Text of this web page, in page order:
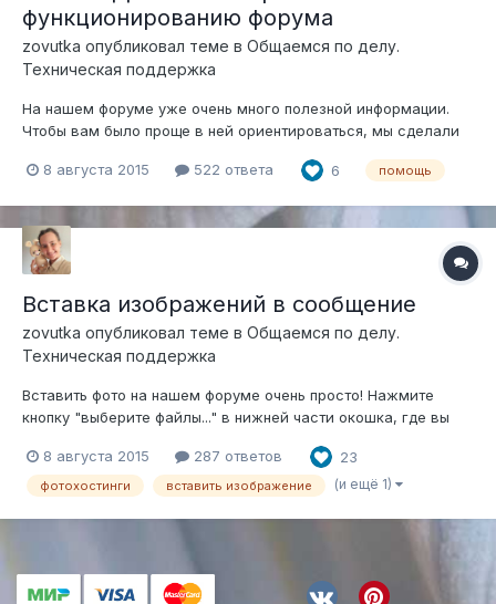
функционированию форума
zovutka опубликовал теме в Общаемся по делу.
Техническая поддержка
На нашем форуме уже очень много полезной информации.
Чтобы вам было проще в ней ориентироваться, мы сделали
информация на одной странице. Для перехода к нужной теме
8 августа 2015 522 ответа 6 помощь
Вставка изображений в сообщение
zovutka опубликовал теме в Общаемся по делу.
Техническая поддержка
Вставить фото на нашем форуме очень просто! Нажмите
кнопку "выберите файлы..." в нижней части окошка, где вы
устройстве и нажмите "Открыть". Картинка подгрузится во
вложение. Нажмите на него, чтобы вставить картинку в своё
8 августа 2015 287 ответов 23
фотохостинги вставить изображение (и ещё 1)